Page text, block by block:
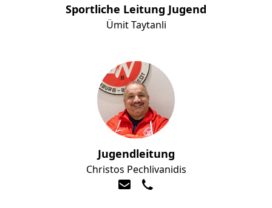
Sportliche Leitung Jugend
Ümit Taytanli
Jugendleitung
Christos Pechlivanidis